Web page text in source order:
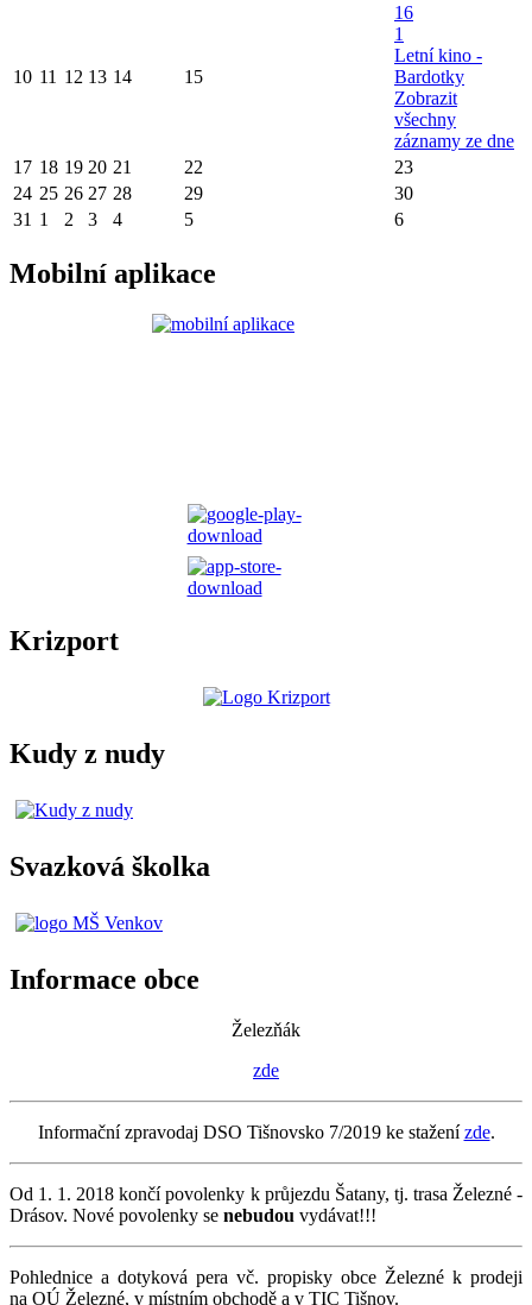
10 11 12 13 14 15
16
1
Letní kino -
Bardotky
Zobrazit
všechny
záznamy ze dne
17 18 19 20 21 22
23
24 25 26 27 28 29
30
31 1 2 3 4 5 6
Mobilní aplikace
Krizport
Kudy z nudy
Svazková školka
Informace obce
Železňák
zde
Informační zpravodaj DSO Tišnovsko 7/2019 ke staženízde.
Od 1. 1. 2018 končí povolenky k průjezdu Šatany, tj. trasa Železné -
Drásov. Nové povolenky se nebudou vydávat!!!
Pohlednice a dotyková pera vč. propisky obce Železné k prodeji
na OÚ Železné, v místním obchodě a v TIC Tišnov.